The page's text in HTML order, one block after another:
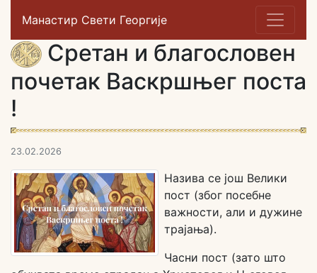
Манастир Свети Георгије
Сретан и благословен
почетак Васкршњег поста
!
23.02.2026
Назива се још Велики
пост (због посебне
важности, али и дужине
трајања).
Часни пост (зато што